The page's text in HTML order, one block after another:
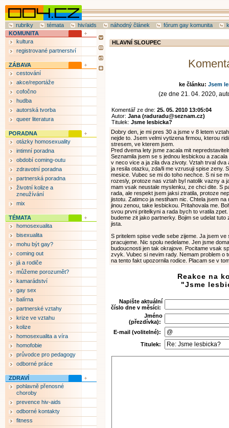
rubriky témata hiv/aids náhodný článek fórum gay komunita
HLAVNÍ SLOUPEC
ke článku: Jsem
(ze dne 21. 04. 2020,
Komentář ze dne: 25. 05. 2010 13:05:04
Autor: Jana (raduradu@seznam.cz)
Titulek: Jsme lesbicka?
Dobry den, je mi pres 30 a jsme v 8 letem
nejde to. Jsem velmi vytizena firmou, kterou
stresem, ve kterem jsem.
Pred dvema lety jsme zacala mit
Seznamila jsem se s jednou lesbickou a
v neco vice a ja zila dva zivoty. Vztah trval dva
ja resila otazku, zda/li me vzrusuji spise zeny.
mesice. Vubec se mi do toho nechce. S ni se
rozesly, protoze nas vztah byl natolik vazny a
mam vsak neustale myslenku, ze chci dite. S
rada, ale respekt jsem jaksi ztratila, protoze
jistotu. Zatimco ja nestiham nic. Chtela jsem
jinou zenou, take lesbickou. Pritahovala me.
svou prvni pritelkyni a rada bych to vratila
budeme zit jako partnerky. Bojim se udelat
jista.
S pritelem spise vedle sebe zijeme. Ja jsem
pracujeme. Nic spolu nedelame. Jen jsme
budoucnosti jen tak okrajove. Pocitame vsak
zvyk. Vubec si nevim rady. Nemam problem o
na tento fakt upozornila rodice. Placam se v
Reakce na
"Jsme
Napište aktuální
číslo dne v měsíci:
Jméno
(přezdívka):
E-mail (volitelné):
Titulek:
KOMUNITA
kultura
registrované partnerství
ZÁBAVA
cestování
akce/reportáže
cofočno
hudba
autorská tvorba
queer literatura
PORADNA
otázky homosexuality
intimní poradna
období coming-outu
zdravotní poradna
partnerská poradna
životní kolize a
zneužívání
mix
TÉMATA
homosexualita
bisexualita
mohu být gay?
coming out
já a rodiče
můžeme porozumět?
kamarádství
gay sex
balírna
partnerské vztahy
krize ve vztahu
kolize
homosexualita a víra
homofobie
průvodce pro pedagogy
odborné práce
ZDRAVÍ
pohlavně přenosné
choroby
prevence hiv-aids
odborné kontakty
fitness